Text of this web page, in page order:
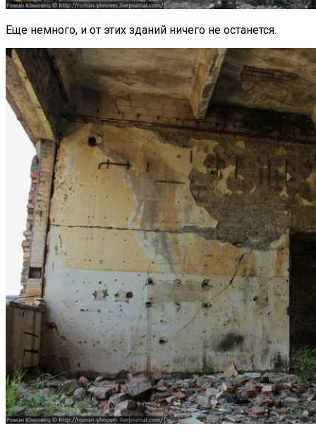
Еще немного, и от этих зданий ничего не останется.